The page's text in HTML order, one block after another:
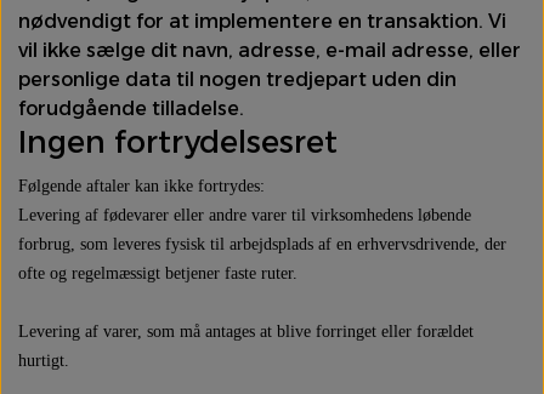
Olie
Rodfrugter & Grovgrønt
Salater & Fintgrønt
Specialiteter
Spirer & Urter
nødvendigt for at implementere en transaktion. Vi
vil ikke sælge dit navn, adresse, e-mail adresse, eller
personlige data til nogen tredjepart uden din
forudgående tilladelse.
Ingen fortrydelsesret
Følgende aftaler kan ikke fortrydes:
Levering af fødevarer eller andre varer til virksomhedens løbende
forbrug, som leveres fysisk til arbejdsplads af en erhvervsdrivende, der
ofte og regelmæssigt betjener faste ruter.
Levering af varer, som må antages at blive forringet eller forældet
hurtigt.